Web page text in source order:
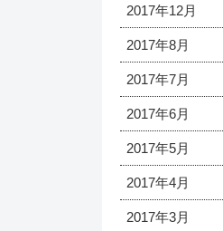
2017年12月
2017年8月
2017年7月
2017年6月
2017年5月
2017年4月
2017年3月